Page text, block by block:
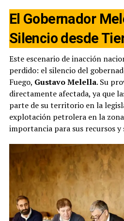
El Gobernador
Silencio desde
Este escenario de inacción
perdido: el silencio del
Fuego, Gustavo Melella. Su
directamente afectada, ya que
parte de su territorio en la
explotación petrolera en la
importancia para sus recursos y